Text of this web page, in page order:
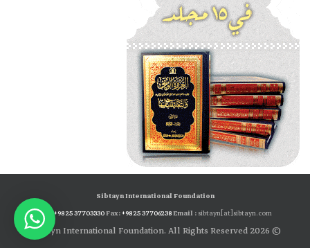
Sibtayn International Foundation
Tel:
+98 25 37703330Fax:+98 25 37706238Email :sibtayn[at]sibtayn.com
© 2026 Sibtayn International Foundation. All Rights Reserved.